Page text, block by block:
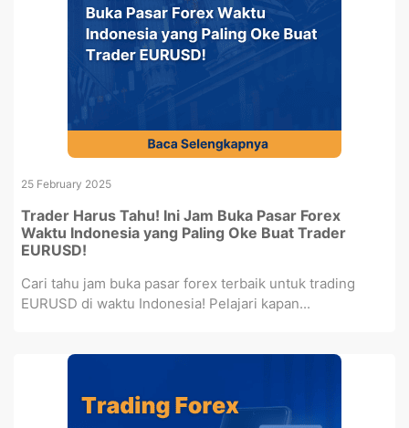
25 February 2025
Trader Harus Tahu! Ini Jam Buka Pasar Forex
Waktu Indonesia yang Paling Oke Buat Trader
EURUSD!
Cari tahu jam buka pasar forex terbaik untuk trading
EURUSD di waktu Indonesia! Pelajari kapan...